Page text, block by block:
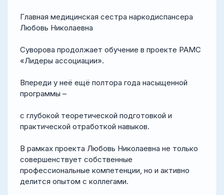
Главная медицинская сестра наркодиспансера
Любовь Николаевна
Суворова продолжает обучение в проекте РАМС
«Лидеры ассоциации».
Впереди у неё ещё полтора года насыщенной
программы –
с глубокой теоретической подготовкой и
практической отработкой навыков.
В рамках проекта Любовь Николаевна не только
совершенствует собственные
профессиональные компетенции, но и активно
делится опытом с коллегами.